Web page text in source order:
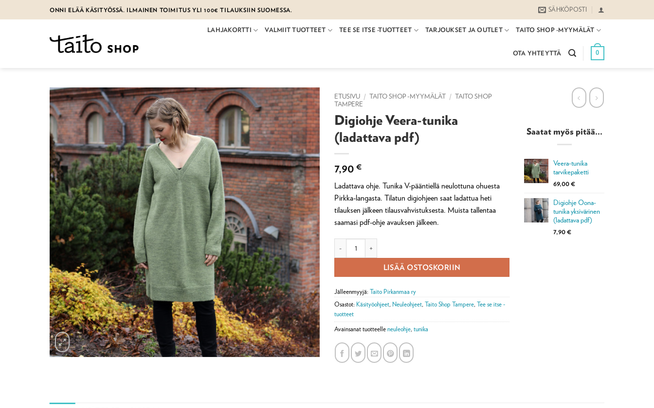
to
ONNI ELÄÄ KÄSITYÖSSÄ. ILMAINEN TOIMITUS YLI 100€ TILAUKSIIN SUOMESSA. SÄHKÖPOSTI
LAHJAKORTTI VALMIIT TUOTTEET TEE SE ITSE -TUOTTEET TARJOUKSET JA OUTLET TAITO SHOP -MYYMÄLÄT
OTA YHTEYTTÄ 0
ETUSIVU / TAITO SHOP -MYYMÄLÄT / TAITO SHOP
TAMPERE
Digiohje Veera-tunika
(ladattava pdf)
7,90 €
Ladattava ohje. Tunika V-pääntiellä neulottuna ohuesta
Pirkka-langasta. Tilatun digiohjeen saat ladattua heti
tilauksen jälkeen tilausvahvistuksesta. Muista tallentaa
saamasi pdf-ohje avauksen jälkeen.
LISÄÄ OSTOSKORIIN
Jälleenmyyjä: Taito Pirkanmaa ry
Osastot: Käsityöohjeet, Neuleohjeet, Taito Shop Tampere, Tee se itse -
tuotteet
Avainsanat tuotteelle neuleohje, tunika
Saatat myös pitää...
Veera-tunika
tarvikepaketti
69,00€
Digiohje Oona-
tunika yksivärinen
(ladattava pdf)
7,90€